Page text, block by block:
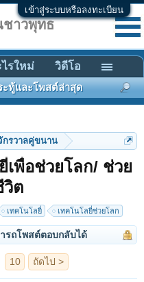
เข้าสู่ระบบหรือลงทะเบียน
กรวาลคู่ขนาน
เพื่อช่วยโลก/ ช่วย
วิต
เทคโนโลยี่ เทคโนโลยี่ช่วยโลก
รถโพสต์ตอบกลับได้
าวพุทธ
ะทู้และโพสต์ล่าสุด
รใหม่ วิดีโอ